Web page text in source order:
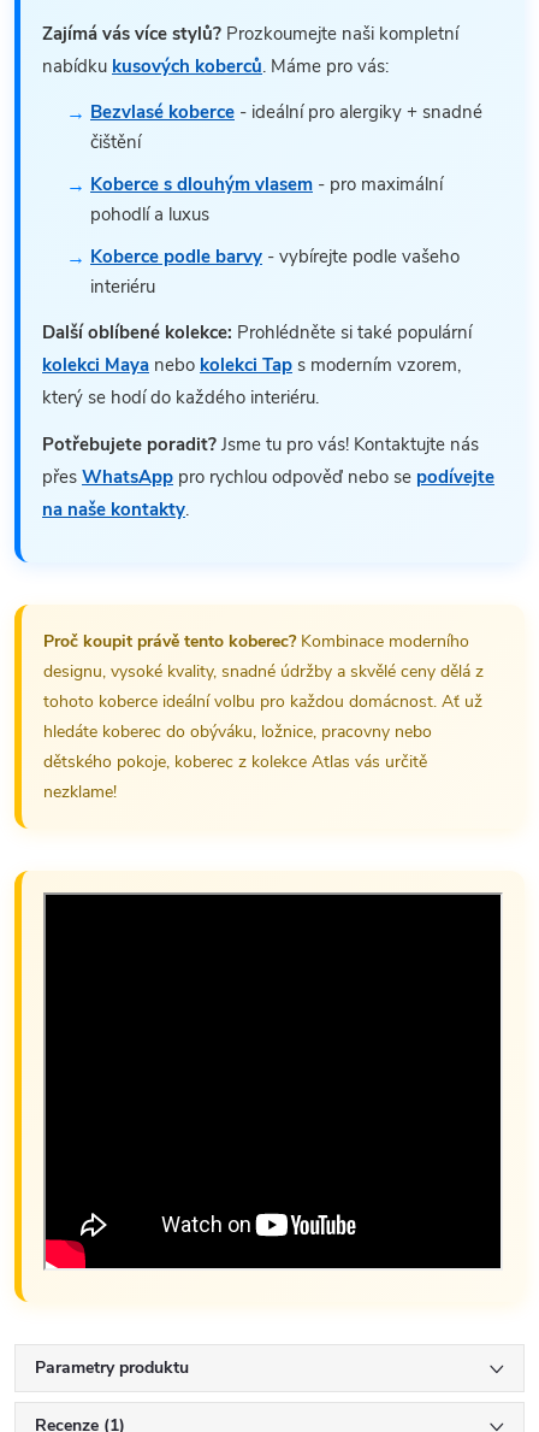
Zajímá vás více stylů? Prozkoumejte naši kompletní
nabídku kusových koberců. Máme pro vás:
Bezvlasé koberce - ideální pro alergiky + snadné
čištění
Koberce s dlouhým vlasem - pro maximální
pohodlí a luxus
Koberce podle barvy - vybírejte podle vašeho
interiéru
Další oblíbené kolekce: Prohlédněte si také populární
kolekci Maya nebo kolekci Tap s moderním vzorem,
který se hodí do každého interiéru.
Potřebujete poradit? Jsme tu pro vás! Kontaktujte nás
přes WhatsApp pro rychlou odpověď nebo se podívejte
na naše kontakty.
Proč koupit právě tento koberec?Kombinace moderního
designu, vysoké kvality, snadné údržby a skvělé ceny dělá z
tohoto koberce ideální volbu pro každou domácnost. Ať už
hledáte koberec do obýváku, ložnice, pracovny nebo
dětského pokoje, koberec z kolekce Atlas vás určitě
nezklame!
Parametry produktu
Recenze (1)